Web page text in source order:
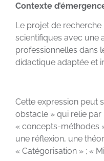
Contexte
Le projet de
scientifiques avec une
professionnelles dans
didactique adaptée et
Cette expression peut
obstacle » qui relie par
« concepts-méthodes
une réflexion, une
« Catégorisation » ; «